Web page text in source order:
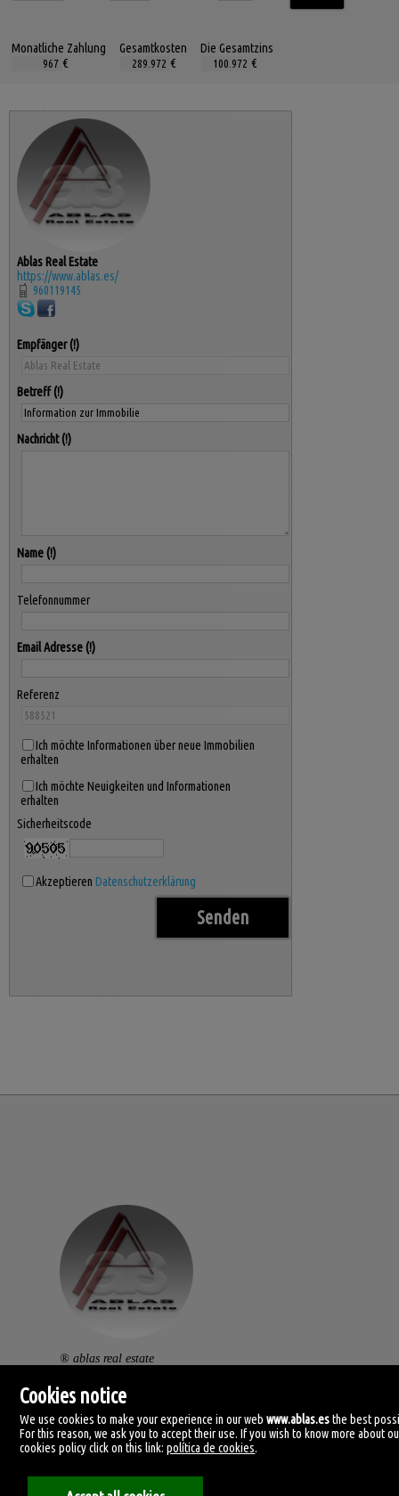
Monatliche Zahlung
€
Gesamtkosten
€
Die Gesamtzins
€
Ablas Real Estate
https://www.ablas.es/
960119145
Empfänger
Betreff
Nachricht
Name
Telefonnummer
Email Adresse
Referenz
Ich möchte Informationen über neue Immobilien
erhalten
Ich möchte Neuigkeiten und Informationen
erhalten
Sicherheitscode
Akzeptieren Datenschutzerklärung
® ablas real estate
av. ramón y cajal, 32.
46470 catarroja. (vlc).
centralita: (+34) 960 119 145
Cookies notice
We use cookies to make your experience in our webwww.ablas.esthe best
For this reason, we ask you to accept their use. If you wish to know more about
cookies policy click on this link:política de cookies.